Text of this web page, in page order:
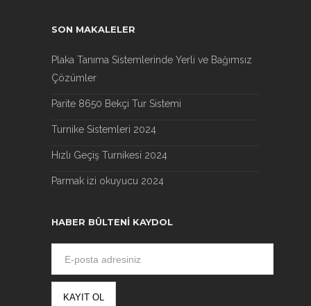
SON MAKALELER
Plaka Tanıma Sistemlerinde Yerli ve Bağımsız
Çözümler
Parite 8650 Bekçi Tur Sistemi
Turnike Sistemleri 2024
Hızlı Geçiş Turnikesi 2024
Parmak izi okuyucu 2024
HABER BÜLTENI KAYDOL